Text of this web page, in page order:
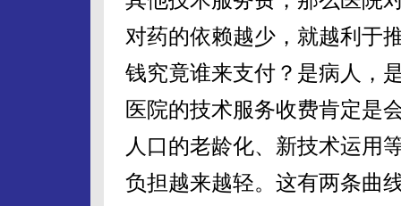
对药的依赖越少，就越利于
钱究竟谁来支付？是病人，
医院的技术服务收费肯定是
人口的老龄化、新技术运用
负担越来越轻。这有两条曲